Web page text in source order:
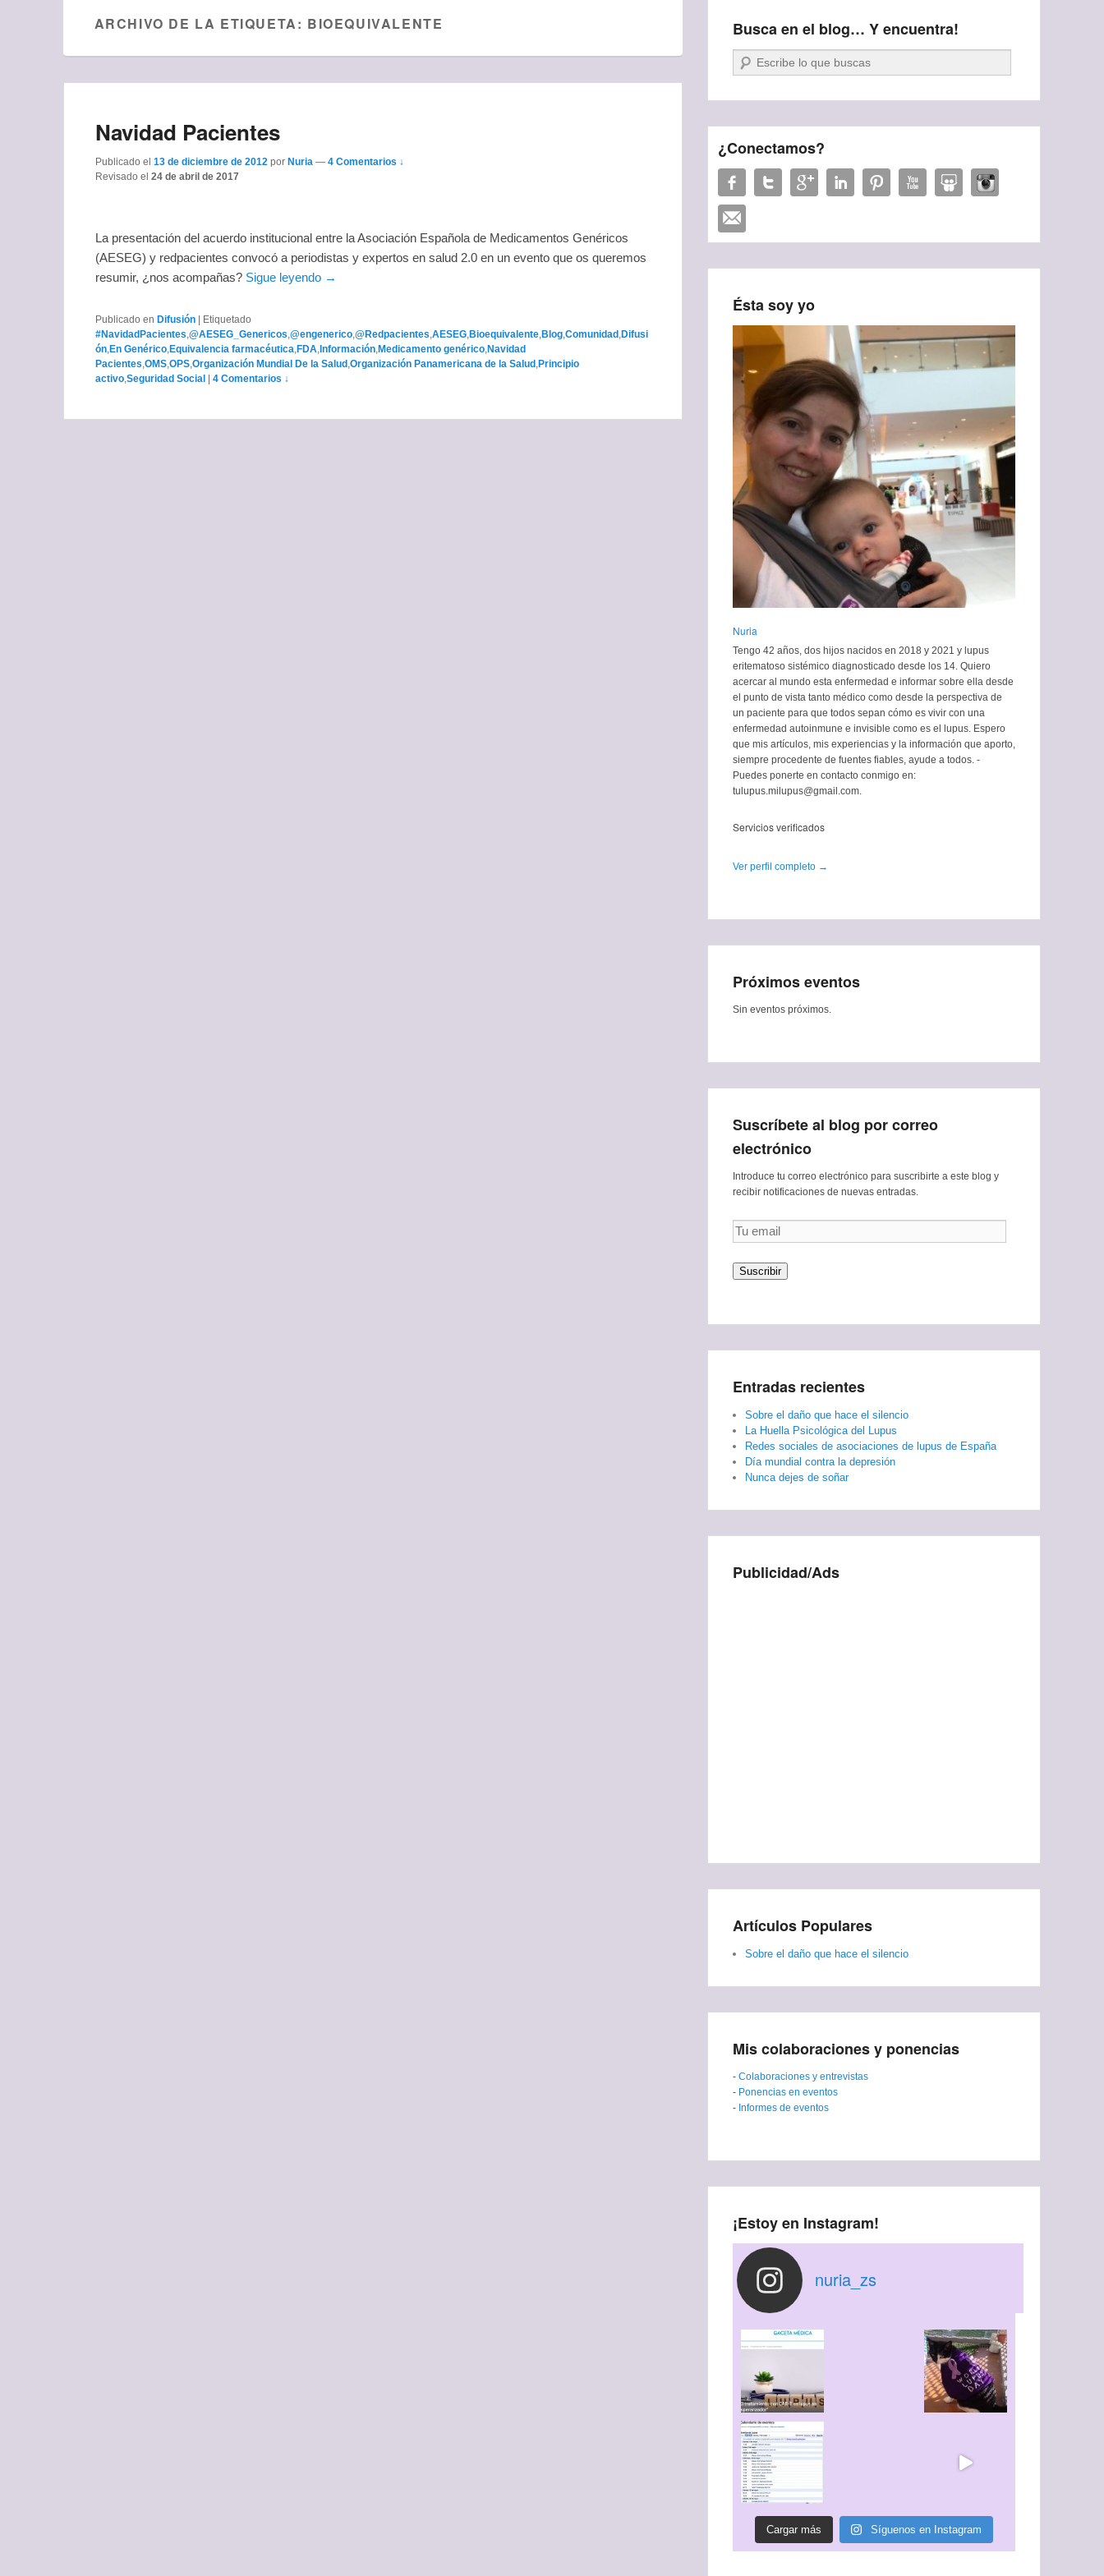
ARCHIVO DE LA ETIQUETA: BIOEQUIVALENTE
Navidad Pacientes
Publicado el 13 de diciembre de 2012 por Nuria — 4 Comentarios ↓
Revisado el 24 de abril de 2017
La presentación del acuerdo institucional entre la Asociación Española de Medicamentos Genéricos
(AESEG) y redpacientes convocó a periodistas y expertos en salud 2.0 en un evento que os queremos
resumir, ¿nos acompañas? Sigue leyendo →
Publicado en Difusión | Etiquetado
#NavidadPacientes @AESEG_Genericos @engenerico @Redpacientes AESEG Bioequivalente Blog Comunidad Difusi
ón En Genérico Equivalencia farmacéutica FDA Información Medicamento genérico Navidad
Pacientes OMS OPS Organización Mundial De la Salud Organización Panamericana de la Salud Principio
activo Seguridad Social | 4 Comentarios ↓
Busca en el blog… Y encuentra!
Buscar
¿Conectamos?
Ésta soy yo
Nuria
Tengo 42 años, dos hijos nacidos en 2018 y 2021 y lupus
eritematoso sistémico diagnosticado desde los 14. Quiero
acercar al mundo esta enfermedad e informar sobre ella desde
el punto de vista tanto médico como desde la perspectiva de
un paciente para que todos sepan cómo es vivir con una
enfermedad autoinmune e invisible como es el lupus. Espero
que mis artículos, mis experiencias y la información que aporto,
siempre procedente de fuentes fiables, ayude a todos. -
Puedes ponerte en contacto conmigo en:
tulupus.milupus@gmail.com.
Servicios verificados
Ver perfil completo →
Próximos eventos
Sin eventos próximos.
Suscríbete al blog por correo
electrónico
Introduce tu correo electrónico para suscribirte a este blog y
recibir notificaciones de nuevas entradas.
Tu
email
Suscribir
Entradas recientes
Sobre el daño que hace el silencio
La Huella Psicológica del Lupus
Redes sociales de asociaciones de lupus de España
Día mundial contra la depresión
Nunca dejes de soñar
Publicidad/Ads
Artículos Populares
Sobre el daño que hace el silencio
Mis colaboraciones y ponencias
- Colaboraciones y entrevistas
- Ponencias en eventos
- Informes de eventos
¡Estoy en Instagram!
nuria_zs
Cargar más Síguenos en Instagram